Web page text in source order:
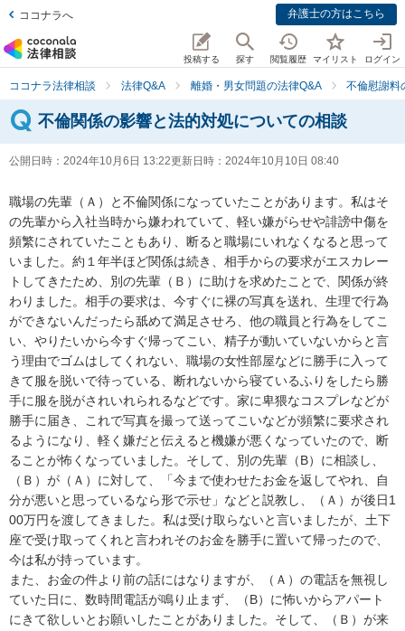
ココナラへ 弁護士の方はこちら
投稿する 探す 閲覧履歴 マイリスト ログイン
ココナラ法律相談 法律Q&A 離婚・男女問題の法律Q&A 不倫慰謝料
不倫関係の影響と法的対処についての相談
公開日時： 2024年10月6日 13:22更新日時： 2024年10月10日 08:40
職場の先輩（Ａ）と不倫関係になっていたことがあります。私はそ
の先輩から入社当時から嫌われていて、軽い嫌がらせや誹謗中傷を
頻繁にされていたこともあり、断ると職場にいれなくなると思って
いました。約１年半ほど関係は続き、相手からの要求がエスカレー
トしてきたため、別の先輩（Ｂ）に助けを求めたことで、関係が終
わりました。相手の要求は、今すぐに裸の写真を送れ、生理で行為
ができないんだったら舐めて満足させろ、他の職員と行為をしてこ
い、やりたいから今すぐ帰ってこい、精子が動いていないからと言
う理由でゴムはしてくれない、職場の女性部屋などに勝手に入って
きて服を脱いで待っている、断れないから寝ているふりをしたら勝
手に服を脱がされいれられるなどです。家に卑猥なコスプレなどが
勝手に届き、これで写真を撮って送ってこいなどが頻繁に要求され
るようになり、軽く嫌だと伝えると機嫌が悪くなっていたので、断
ることが怖くなっていました。そして、別の先輩（B）に相談し、
（Ｂ）が（Ａ）に対して、「今まで使わせたお金を返してやれ、自
分が悪いと思っているなら形で示せ」などと説教し、（Ａ）が後日1
00万円を渡してきました。私は受け取らないと言いましたが、土下
座で受け取ってくれと言われそのお金を勝手に置いて帰ったので、
今は私が持っています。
また、お金の件より前の話にはなりますが、（Ａ）の電話を無視し
ていた日に、数時間電話が鳴り止まず、（B）に怖いからアパート
にきて欲しいとお願いしたことがありました。そして、（Ｂ）が来